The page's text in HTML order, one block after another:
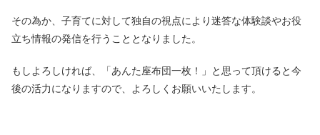
その為か、子育てに対して独自の視点により迷答な体験談やお役
立ち情報の発信を行うこととなりました。
もしよろしければ、「あんた座布団一枚！」と思って頂けると今
後の活力になりますので、よろしくお願いいたします。